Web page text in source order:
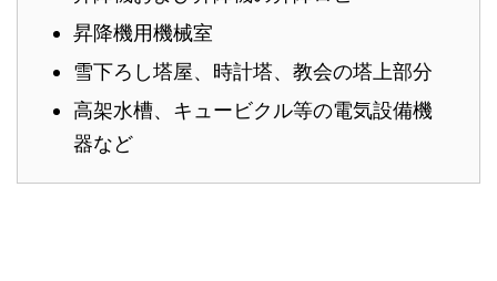
昇降機用機械室
雪下ろし塔屋、時計塔、教会の塔上部分
高架水槽、キュービクル等の電気設備機
器など